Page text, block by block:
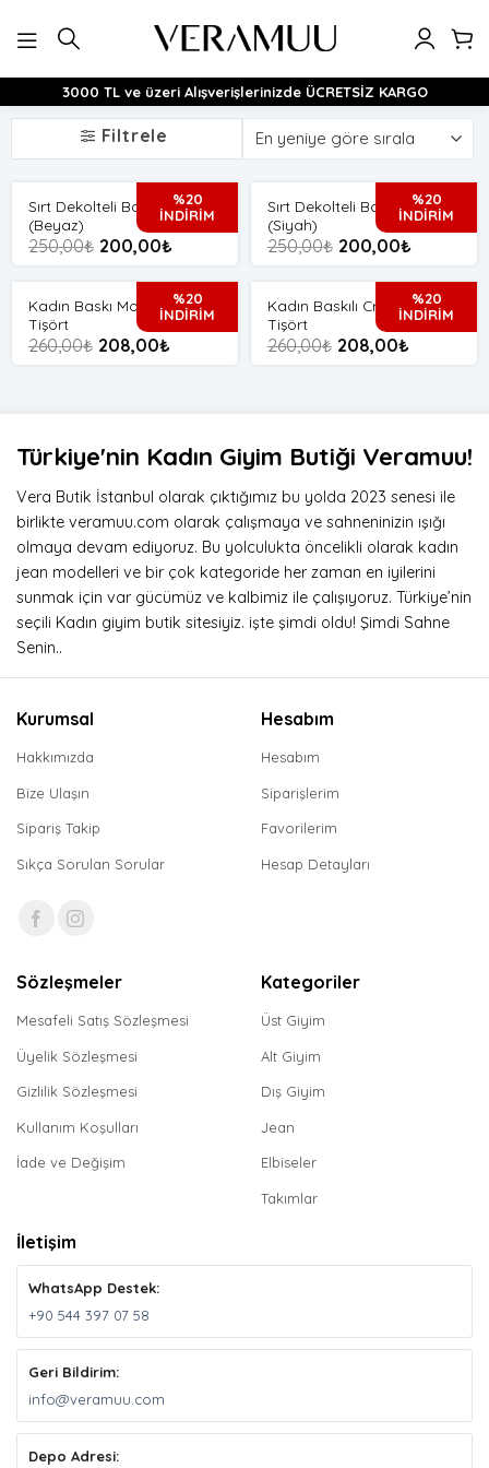
atla
3000 TL ve üzeri Alışverişlerinizde ÜCRETSİZ KARGO
Filtrele
%20
İNDİRİM
Sırt Dekolteli Basıc Crop
(Beyaz)
250,00₺ 200,00₺
%20
İNDİRİM
Sırt Dekolteli Basıc Crop
(Siyah)
250,00₺ 200,00₺
%20
İNDİRİM
Kadın Baskı Model Crop
Tişört
260,00₺ 208,00₺
%20
İNDİRİM
Kadın Baskılı Crop Model
Tişört
260,00₺ 208,00₺
Türkiye'nin Kadın Giyim Butiği Veramuu!
Vera Butik İstanbul olarak çıktığımız bu yolda 2023 senesi ile
birlikte veramuu.com olarak çalışmaya ve sahneninizin ışığı
olmaya devam ediyoruz. Bu yolculukta öncelikli olarak kadın
jean modelleri ve bir çok kategoride her zaman en iyilerini
sunmak için var gücümüz ve kalbimiz ile çalışıyoruz. Türkiye’nin
seçili Kadın giyim butik sitesiyiz. işte şimdi oldu! Şimdi Sahne
Senin..
Kurumsal
Hakkımızda
Bize Ulaşın
Sipariş Takip
Sıkça Sorulan Sorular
Hesabım
Hesabım
Siparişlerim
Favorilerim
Hesap Detayları
Sözleşmeler
Mesafeli Satış Sözleşmesi
Üyelik Sözleşmesi
Gizlilik Sözleşmesi
Kullanım Koşulları
İade ve Değişim
Kategoriler
Üst Giyim
Alt Giyim
Dış Giyim
Jean
Elbiseler
Takımlar
İletişim
WhatsApp Destek:
+90 544 397 07 58
Geri Bildirim:
info@veramuu.com
Depo Adresi: